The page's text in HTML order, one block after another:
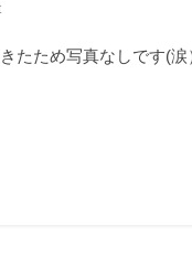
たため写真なしです(涙